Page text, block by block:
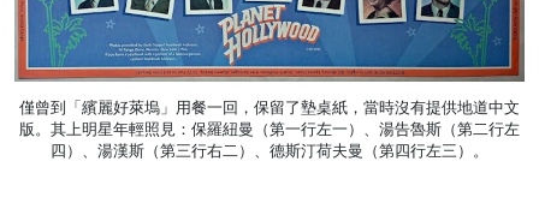
僅曾到「繽麗好萊塢」用餐一回，保留了墊桌紙，當時沒有提供地道中文
版。其上明星年輕照見：保羅紐曼（第一行左一）、湯告魯斯（第二行左
四）、湯漢斯（第三行右二）、德斯汀荷夫曼（第四行左三）。